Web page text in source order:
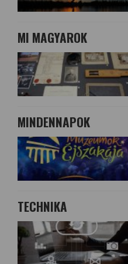
MI MAGYAROK
MINDENNAPOK
TECHNIKA